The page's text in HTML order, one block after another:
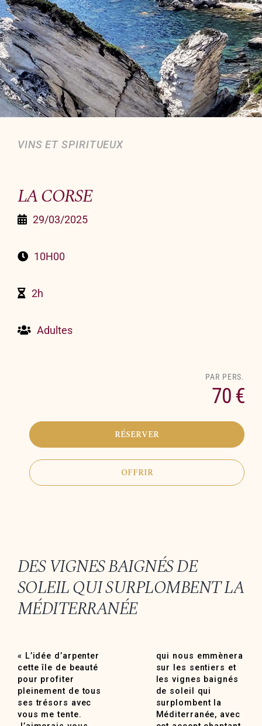
Organiser un événement
Offrir un bon cadeau
Nous contacter
NOUS CONTACTER
VINS ET SPIRITUEUX
LA CORSE
29/03/2025
10H00
2h
Adultes
70 €
RÉSERVER
OFFRIR
DES VIGNES BAIGNÉS DE
SOLEIL QUI SURPLOMBENT LA
MÉDITERRANÉE
« L’idée d’arpenter
cette île de beauté
pour profiter
pleinement de tous
ses trésors avec
vous me tente.
qui nous emmènera
sur les sentiers et
les vignes baignés
de soleil qui
surplombent la
Méditerranée, avec